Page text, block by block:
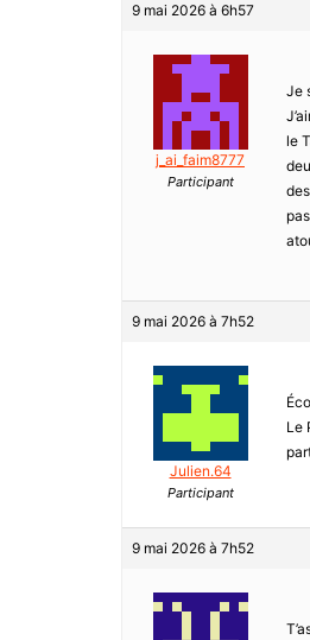
9 mai 2026 à 6h57
j_ai_faim8777
Participant
Je
le
9 mai 2026 à 7h52
Julien.64
Participant
Le
9 mai 2026 à 7h52